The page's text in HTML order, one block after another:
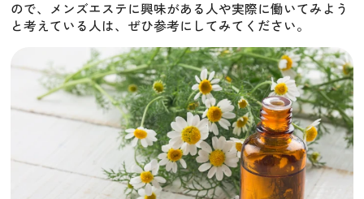
ので、メンズエステに興味がある人や実際に働いてみよう
と考えている人は、ぜひ参考にしてみてください。